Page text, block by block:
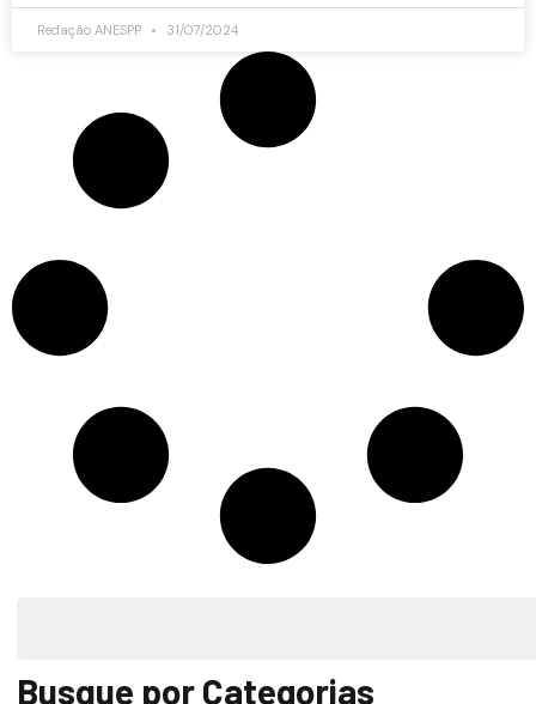
Redação ANESPP 31/07/2024
Busque por Categorias